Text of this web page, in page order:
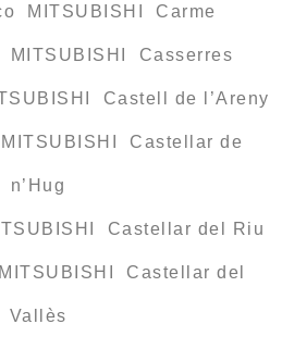
MITSUBISHI Carme
MITSUBISHI Casserres
Castell de l’Areny
Castellar de
n’Hug
Castellar del Riu
Castellar del
Vallès